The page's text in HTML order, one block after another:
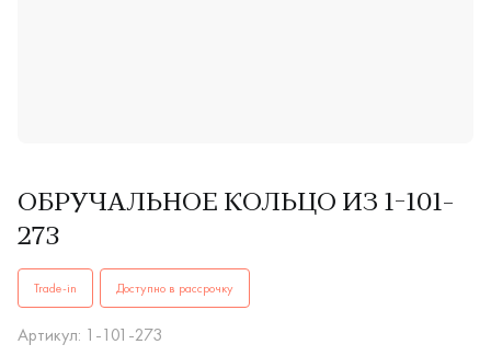
ОБРУЧАЛЬНОЕ КОЛЬЦО ИЗ 1-101-
273
ОБРУЧАЛЬНЫЕ КОЛЬЦА1-101-273купить в Иркутске. ✔️
Trade-in Доступно в рассрочку
Артикул: 1-101-273